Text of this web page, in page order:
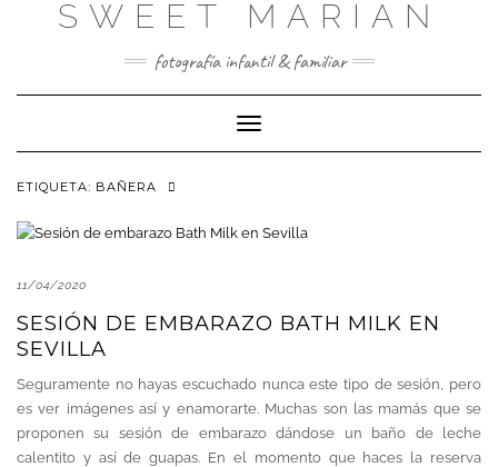
SWEET MARIAN
fotografía infantil & familiar
Cambiar
modo
ETIQUETA: BAÑERA
11/04/2020
SESIÓN DE EMBARAZO BATH MILK EN
SEVILLA
Seguramente no hayas escuchado nunca este tipo de sesión, pero
es ver imágenes así y enamorarte. Muchas son las mamás que se
proponen su sesión de embarazo dándose un baño de leche
calentito y así de guapas. En el momento que haces la reserva